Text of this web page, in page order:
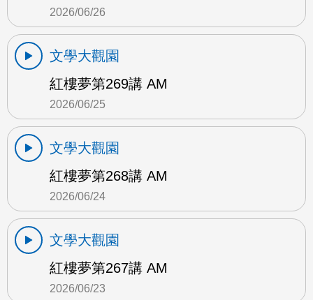
2026/06/26
文學大觀園
紅樓夢第269講 AM
2026/06/25
文學大觀園
紅樓夢第268講 AM
2026/06/24
文學大觀園
紅樓夢第267講 AM
2026/06/23